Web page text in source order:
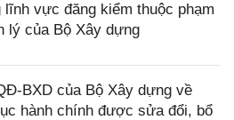
lĩnh vực đăng kiểm thuộc phạm
lý của Bộ Xây dựng
BXD của Bộ Xây dựng về
hành chính được sửa đổi, bổ